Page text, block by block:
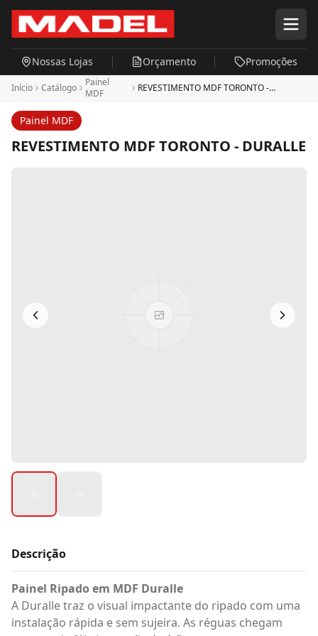
Pular para o conteúdo principal
Nossas Lojas Orçamento Promoções
Início Catálogo
Painel
MDF
REVESTIMENTO MDF TORONTO -
Painel MDF
REVESTIMENTO MDF TORONTO - DURALLE
Descrição
Painel Ripado em MDF Duralle
A Duralle traz o visual impactante do ripado com uma
instalação rápida e sem sujeira. As réguas chegam